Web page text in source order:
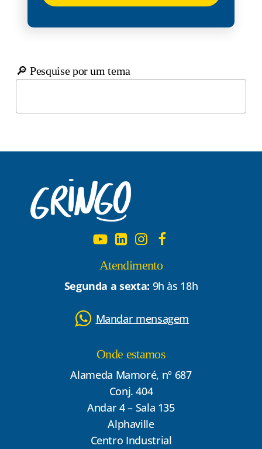
🔎 Pesquise por um tema
Atendimento
Segunda a sexta: 9h às 18h
Mandar mensagem
Onde estamos
Alameda Mamoré, nº 687
Conj. 404
Andar 4 – Sala 135
Alphaville
Centro Industrial